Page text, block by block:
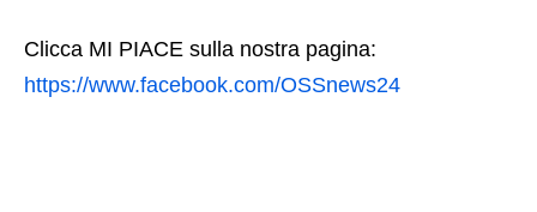
Clicca MI PIACE sulla nostra pagina:
https://www.facebook.com/OSSnews24